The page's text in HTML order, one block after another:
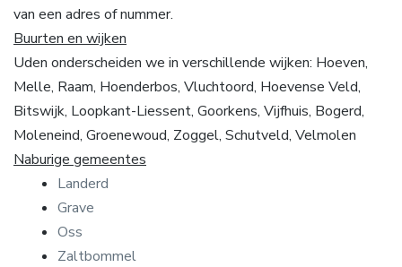
van een adres of nummer.
Buurten en wijken
Uden onderscheiden we in verschillende wijken: Hoeven,
Melle, Raam, Hoenderbos, Vluchtoord, Hoevense Veld,
Bitswijk, Loopkant-Liessent, Goorkens, Vijfhuis, Bogerd,
Moleneind, Groenewoud, Zoggel, Schutveld, Velmolen
Naburige gemeentes
Landerd
Grave
Oss
Zaltbommel